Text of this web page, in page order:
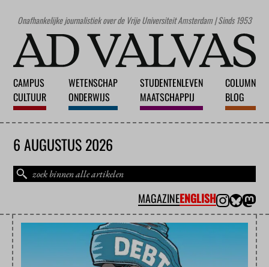
Onafhankelijke journalistiek over de Vrije Universiteit Amsterdam | Sinds 1953
CAMPUS
CULTUUR
WETENSCHAP
ONDERWIJS
STUDENTENLEVEN
MAATSCHAPPIJ
COLUMN
BLOG
6 AUGUSTUS 2026
MAGAZINEENGLISH